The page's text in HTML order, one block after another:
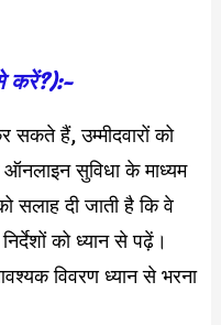
करें?):-
हैं, उम्मीदवारों को
सुविधा के माध्यम
सलाह दी जाती है कि वे
को ध्यान से पढ़ें।
विवरण ध्यान से भरना